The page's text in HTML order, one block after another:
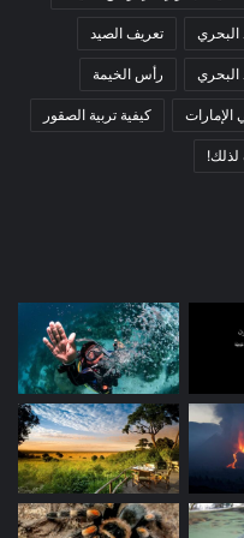
طريق الحرير مدينة بخارى
تعريف الصيد
رأس الخيمة
الإمارات كيفية تربية الصقور